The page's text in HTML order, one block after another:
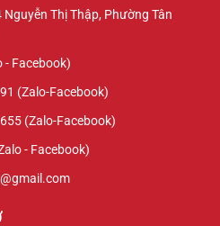
Nguyễn Thị Thập, Phường Tân
- Facebook)
(Zalo-Facebook)
(Zalo-Facebook)
- Facebook)